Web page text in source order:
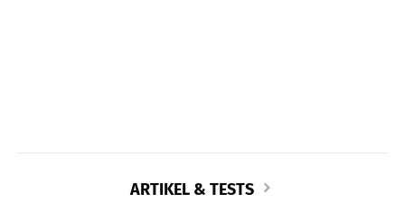
ARTIKEL & TESTS